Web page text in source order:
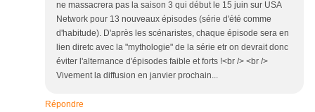
ne massacrera pas la saison 3 qui début le 15 juin sur USA
Network pour 13 nouveaux épisodes (série d'été comme
d'habitude). D'après les scénaristes, chaque épisode sera en
lien diretc avec la "mythologie" de la série etr on devrait donc
éviter l'alternance d'épisodes faible et forts !<br /> <br />
Vivement la diffusion en janvier prochain...
Répondre